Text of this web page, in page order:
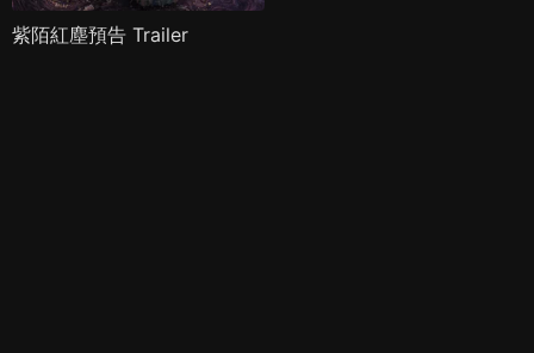
紫陌紅塵預告 Trailer